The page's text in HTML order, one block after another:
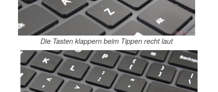
Die Tasten klappern beim Tippen recht laut